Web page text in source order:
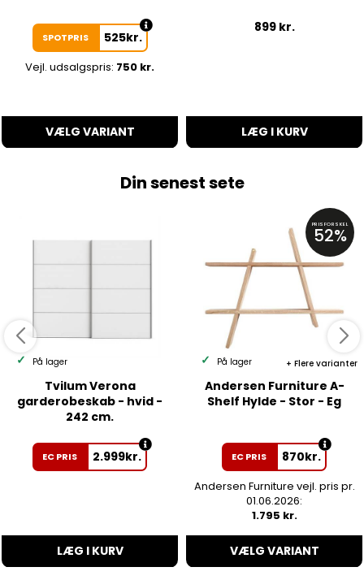
SPOTPRIS 525kr.
Vejl. udsalgspris: 750 kr.
VÆLG VARIANT
899 kr.
LÆG I KURV
Din senest sete
På lager
Tvilum Verona
garderobeskab - hvid -
242 cm.
EC PRIS 2.999kr.
LÆG I KURV
PRISFORSKEL
52%
Flere varianter
På lager
Andersen Furniture A-
Shelf Hylde - Stor - Eg
EC PRIS 870kr.
Andersen Furniture vejl. pris pr.
01.06.2026:
1.795 kr.
VÆLG VARIANT